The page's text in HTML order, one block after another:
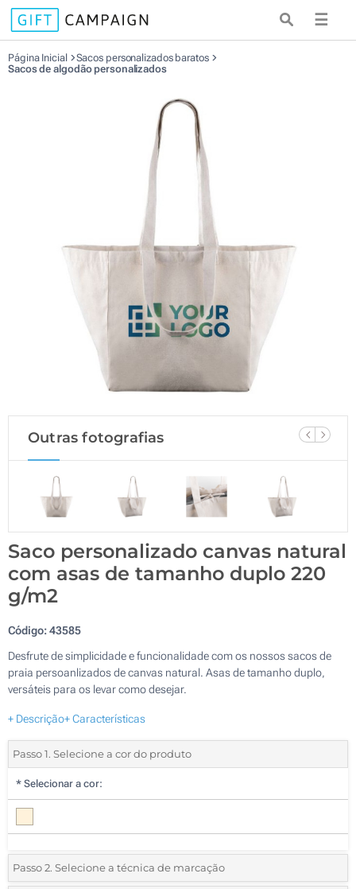
☰
Página Inicial
Sacos personalizados baratos
Sacos de algodão personalizados
Outras fotografias
Saco personalizado canvas natural
com asas de tamanho duplo 220
g/m2
Código:43585
Desfrute de simplicidade e funcionalidade com os nossos sacos de
praia persoanlizados de canvas natural. Asas de tamanho duplo,
versáteis para os levar como desejar.
+ Descrição+ Características
Passo 1. Selecione a cor do produto
* Selecionar a cor:
Passo 2. Selecione a técnica de marcação